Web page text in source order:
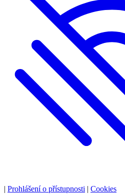
| Prohlášení o přístupnosti | Cookies